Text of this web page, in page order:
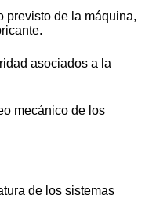
previsto de la máquina,
asociados a la
mecánico de los
de los sistemas